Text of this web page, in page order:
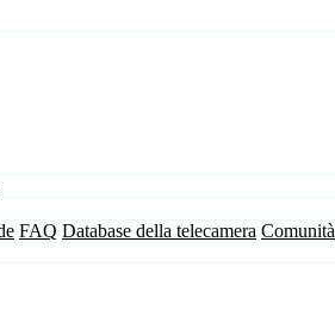
FAQ Database della telecamera Comunità